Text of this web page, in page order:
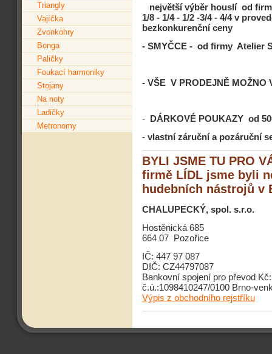
Triangly
Vajíčka
Zvonkohry
Bonga
Paličky
Foukací harmoniky
Stojany
Na noty
Ladičky
Metronomy
největší výběr houslí od
1/8 - 1/4 - 1/2 -3/4 - 4/4 v
bezkonkurenční ceny
- SMYČCE - od firmy Atelier
- VŠE V PRODEJNĚ MOŽNO
-
DÁRKOVÉ POUKAZY od
- vlastní záruční a pozáruční
BYLI JSME TU PRO
firmě LÍDL jsme byli
hudebních nástrojů v
CHALUPECKÝ, spol. s.r.o.
Hostěnická 685
664 07 Pozořice
IČ: 447 97 087
DIČ: CZ44797087
Bankovní spojení pro převod
č.ú.:1098410247/0100 Brno-
Výpis z obchodního rejstříku